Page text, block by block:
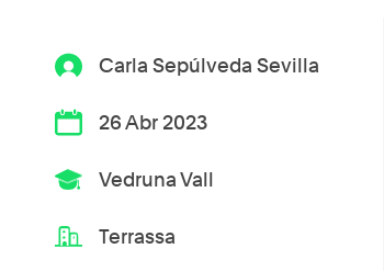
Carla Sepúlveda Sevilla
26 Abr 2023
Vedruna Vall
Terrassa